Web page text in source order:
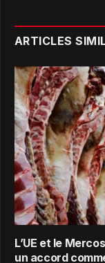
ARTICLES
L’UE et le
un accord